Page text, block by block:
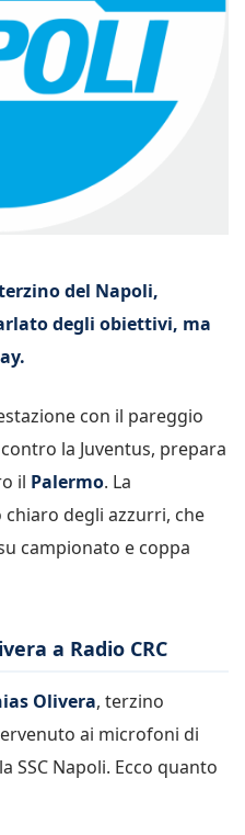
del Napoli,
degli obiettivi, ma
con il pareggio
la Juventus, prepara
il Palermo. La
degli azzurri, che
campionato e coppa
a Radio CRC
Olivera, terzino
ai microfoni di
SSC Napoli. Ecco quanto